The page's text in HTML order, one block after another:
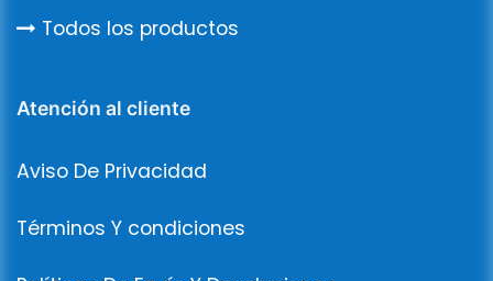
Todos los productos
Atención al cliente
Aviso De Privacidad
Términos Y condiciones